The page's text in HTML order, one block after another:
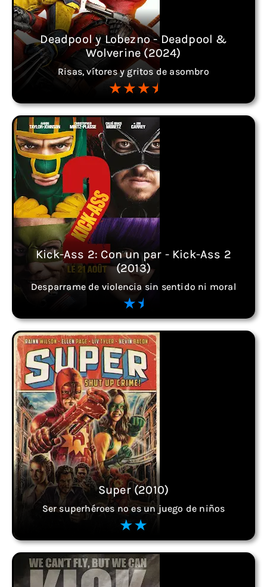
Deadpool y Lobezno - Deadpool &
Wolverine (2024)
Risas, vítores y gritos de asombro
Kick-Ass 2: Con un par - Kick-Ass 2
(2013)
Desparrame de violencia sin sentido ni moral
Super (2010)
Ser superhéroes no es un juego de niños